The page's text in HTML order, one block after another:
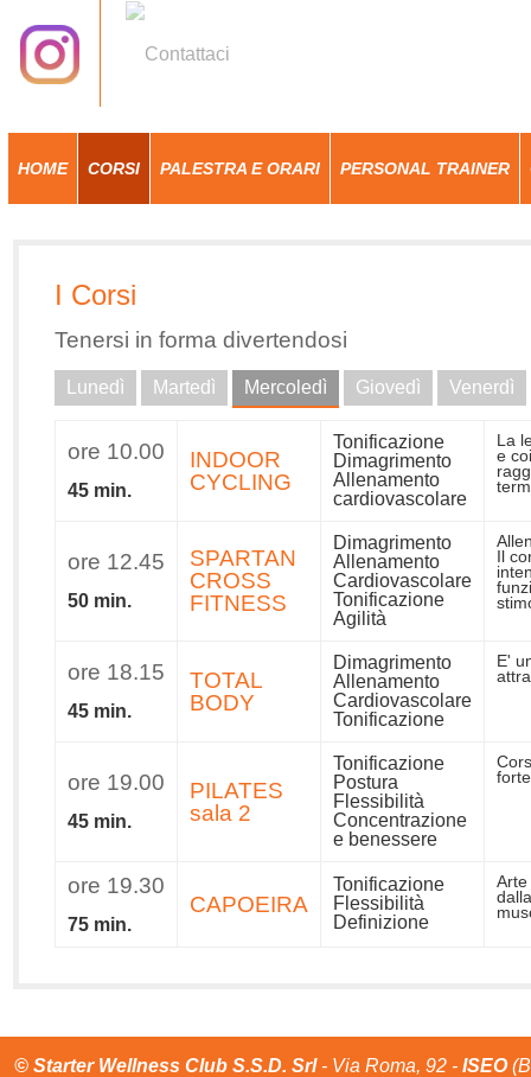
HOME CORSI PALESTRA E ORARI PERSONAL TRAINER
I Corsi
Tenersi in forma divertendosi
Lunedì Martedì Mercoledì Giovedì Venerdì
ore 10.00
45 min.
INDOOR
CYCLING
Tonificazione
Dimagrimento
Allenamento
cardiovascolare
La
e
ore 12.45
50 min.
SPARTAN
CROSS
FITNESS
Dimagrimento
Allenamento
Cardiovascolare
Tonificazione
Agilità
Il
ore 18.15
45 min.
TOTAL
BODY
Dimagrimento
Allenamento
Cardiovascolare
Tonificazione
E'
ore 19.00
45 min.
PILATES
sala 2
Tonificazione
Postura
Flessibilità
Concentrazione
e benessere
ore 19.30
75 min.
CAPOEIRA
Tonificazione
Flessibilità
Definizione
© Starter Wellness Club S.S.D. Srl- Via Roma, 92 - ISEO